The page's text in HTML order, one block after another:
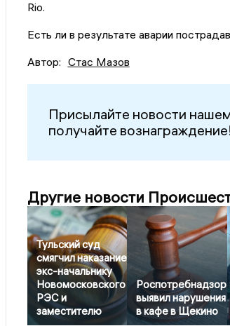
Rio.
Есть ли в результате аварии
Автор: Стас Мазов
Присылайте новости
получайте вознаграждение!
Другие новости
Тульский суд
смягчил наказание
экс-начальнику
Новомосковского
РЭС и
заместителю
Роспотребнадзор
выявил нарушения
в кафе в Щекино